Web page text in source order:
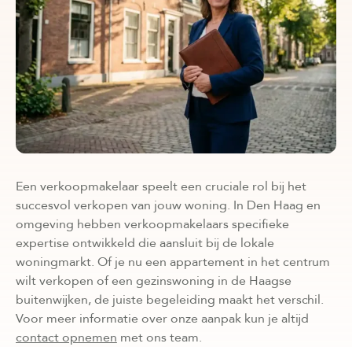
Een verkoopmakelaar speelt een cruciale rol bij het
succesvol verkopen van jouw woning. In Den Haag en
omgeving hebben verkoopmakelaars specifieke
expertise ontwikkeld die aansluit bij de lokale
woningmarkt. Of je nu een appartement in het centrum
wilt verkopen of een gezinswoning in de Haagse
buitenwijken, de juiste begeleiding maakt het verschil.
Voor meer informatie over onze aanpak kun je altijd
contact opnemen met ons team.